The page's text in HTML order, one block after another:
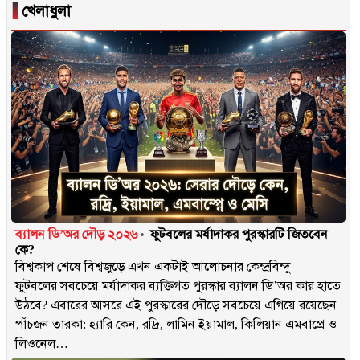
▐ খেলাধুলা
ব্যালন ডি’অর দৌড় ২০২৬
ফুটবলের মর্যাদাকর পুরস্কারটি জিতবেন
কে?
বিশ্বকাপ শেষে বিশ্বজুড়ে এখন একটাই আলোচনার কেন্দ্রবিন্দু—
ফুটবলের সবচেয়ে মর্যাদাকর ব্যক্তিগত পুরস্কার ব্যালন ডি’অর কার হাতে
উঠবে? এবারের আসরে এই পুরস্কারের দৌড়ে সবচেয়ে এগিয়ে রয়েছেন
পাঁচজন তারকা: হ্যারি কেন, রদ্রি, লামিন ইয়ামাল, কিলিয়ান এমবাপ্রে ও
লিওনেল…